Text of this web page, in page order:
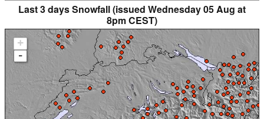
Last 3 days Snowfall (issued Wednesday 05 Aug at
8pm CEST)
+
-